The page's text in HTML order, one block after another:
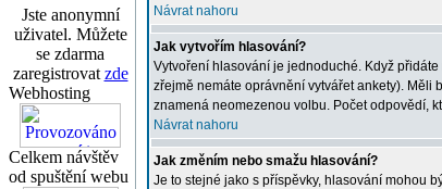
Jste anonymní
uživatel. Můžete
se zdarma
zaregistrovat zde
Webhosting
Celkem návštěv
od spuštění webu
Návrat nahoru
Jak vytvořím hlasování?
Vytvoření hlasování je jednoduché. Když
zřejmě nemáte oprávnění vytvářet ankety). Měli
znamená neomezenou volbu. Počet odpovědí,
Návrat nahoru
Jak změním nebo smažu hlasování?
Je to stejné jako s příspěvky, hlasování mohou